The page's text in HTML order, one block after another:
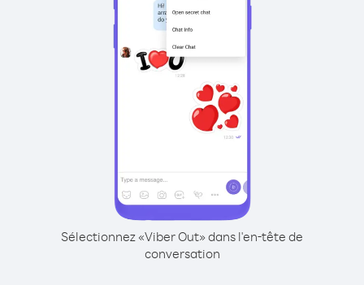
Sélectionnez «Viber Out» dans l'en-tête de
conversation